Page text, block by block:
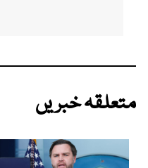
متعلقہ خبریں